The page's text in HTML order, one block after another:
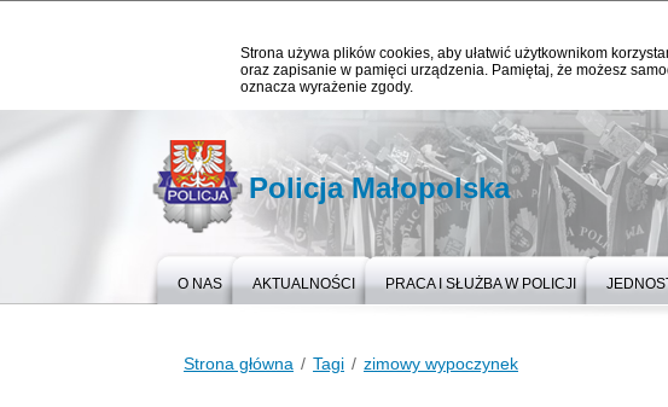
Strona używa plików cookies, aby ułatwić użytkownikom
oraz zapisanie w pamięci urządzenia. Pamiętaj, że możesz
oznacza wyrażenie zgody.
Policja Małopolska
O NAS AKTUALNOŚCI PRACA I SŁUŻBA W POLICJI
Strona główna Tagi zimowy wypoczynek